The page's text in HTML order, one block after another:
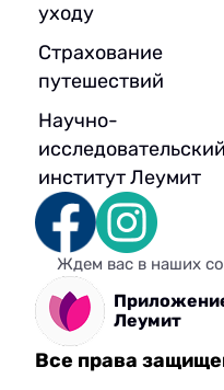
уходу
Страхование
путешествий
Научно-
исследовательский
институт Леумит
Ждем вас в наших
Леумит
Все права